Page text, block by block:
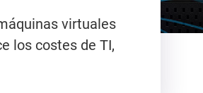
virtuales
los costes de TI,